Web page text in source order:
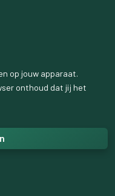
op jouw apparaat.
onthoud dat jij het